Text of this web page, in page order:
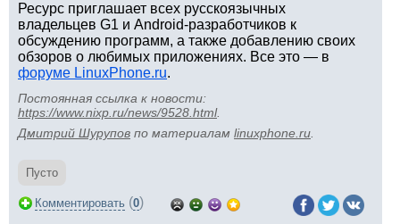
Ресурс приглашает всех русскоязычных
владельцев G1 и Android-разработчиков к
обсуждению программ, а также добавлению своих
обзоров о любимых приложениях. Все это — в
форуме LinuxPhone.ru.
Постоянная ссылка к новости:
https://www.nixp.ru/news/9528.html.
Дмитрий Шурупов по материалам linuxphone.ru
Пусто
Комментировать (0)